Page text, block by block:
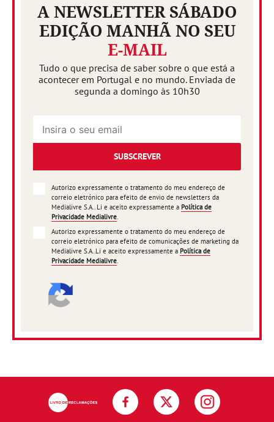
A NEWSLETTER SÁBADO
EDIÇÃO MANHÃ NO SEU
E-MAIL
Tudo o que precisa de saber sobre o que está a
acontecer em Portugal e no mundo. Enviada de
segunda a domingo às 10h30
SUBSCREVER
Autorizo expressamente o tratamento do meu endereço de
correio eletrónico para efeito de envio de newsletters da
Medialivre S.A.. Li e aceito expressamente a Política de
Privacidade Medialivre.
Autorizo expressamente o tratamento do meu endereço de
correio eletrónico para efeito de comunicações de marketing da
Medialivre S.A..Li e aceito expressamente a Política de
Privacidade Medialivre.